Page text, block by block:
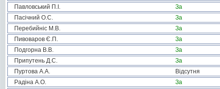
Павловський П.І.
За
Пасічний О.С.
За
Перебийніс М.В.
За
Пивоваров Є.П.
За
Подгорна В.В.
За
Припутень Д.С.
За
Пуртова А.А.
Відсутня
Радіна А.О.
За